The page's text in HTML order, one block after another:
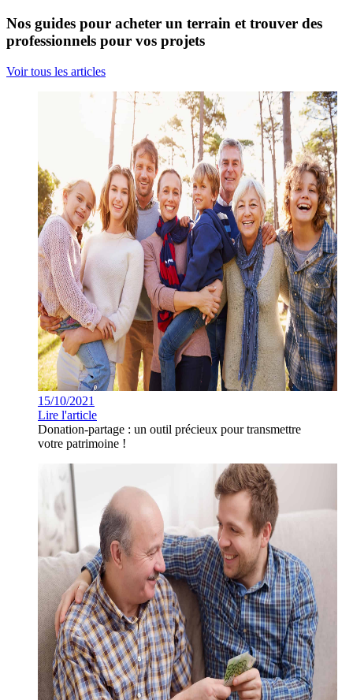
Nos guides pour acheter un terrain et trouver des
professionnels pour vos projets
Voir tous les articles
15/10/2021
Lire l'article
Donation-partage : un outil précieux pour transmettre
votre patrimoine !